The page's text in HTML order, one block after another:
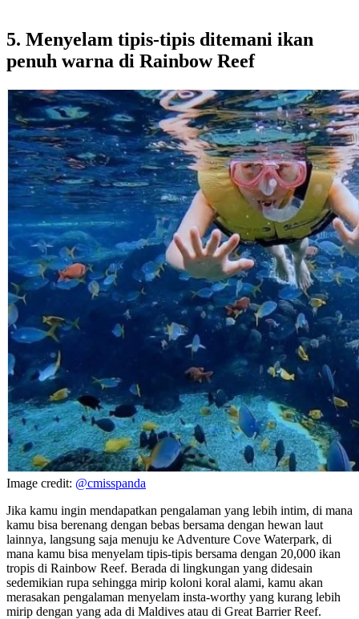
5. Menyelam tipis-tipis ditemani ikan
penuh warna di Rainbow Reef
Image credit: @cmisspanda
Jika kamu ingin mendapatkan pengalaman yang lebih intim, di mana
kamu bisa berenang dengan bebas bersama dengan hewan laut
lainnya, langsung saja menuju ke Adventure Cove Waterpark, di
mana kamu bisa menyelam tipis-tipis bersama dengan 20,000 ikan
tropis di Rainbow Reef. Berada di lingkungan yang didesain
sedemikian rupa sehingga mirip koloni koral alami, kamu akan
merasakan pengalaman menyelam insta-worthy yang kurang lebih
mirip dengan yang ada di Maldives atau di Great Barrier Reef.